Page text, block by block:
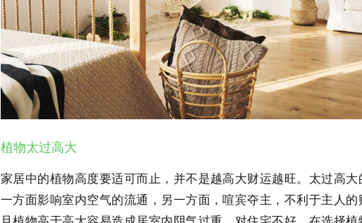
植物太过高大
家居中的植物高度要适可而止，并不是越高大财运越旺。太过高大
一方面影响室内空气的流通，另一方面，喧宾夺主，不利于主人的